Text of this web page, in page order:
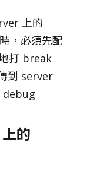
上的
，必須先配
打 break
到 server
debug
的